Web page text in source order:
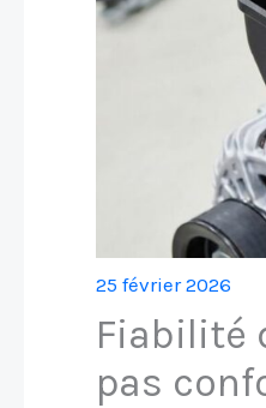
25 février 2026
Fiabilité
pas